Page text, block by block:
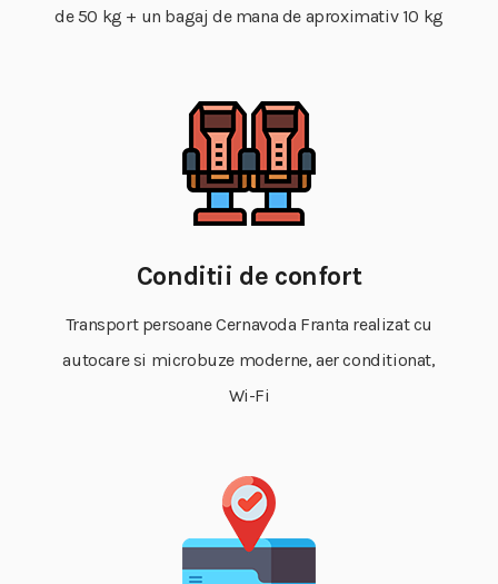
de 50 kg + un bagaj de mana de aproximativ 10 kg
Conditii de confort
Transport persoane Cernavoda Franta realizat cu
autocare si microbuze moderne, aer conditionat,
Wi-Fi